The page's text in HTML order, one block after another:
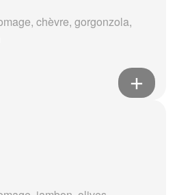
chèvre, gorgonzola,